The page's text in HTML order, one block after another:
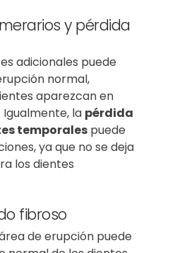
y pérdida
adicionales puede
normal,
aparezcan en
Igualmente, la pérdida
temporales puede
ya que no se deja
los dientes
fibroso
de erupción puede